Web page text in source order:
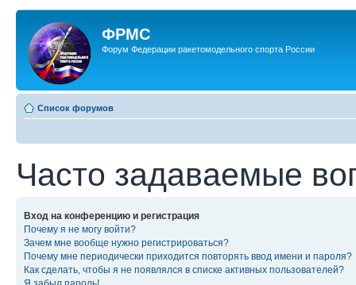
ФРМС
Форум Федерации ракетомодельного спорта России
Список форумов
Часто задаваемые
Вход на конференцию и регистрация
Почему я не могу войти?
Зачем мне вообще нужно регистрироваться?
Почему мне периодически приходится повторять ввод имени и пароля?
Как сделать, чтобы я не появлялся в списке активных пользователей?